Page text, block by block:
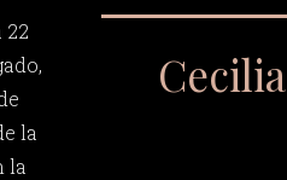
22
la
la